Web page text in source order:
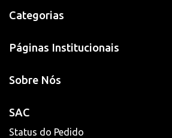
Categorias
Páginas Institucionais
Sobre Nós
SAC
Status do Pedido